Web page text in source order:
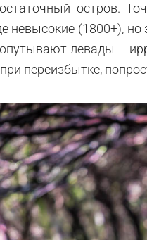
остров.
невысокие (1800+),
левады –
переизбытке,